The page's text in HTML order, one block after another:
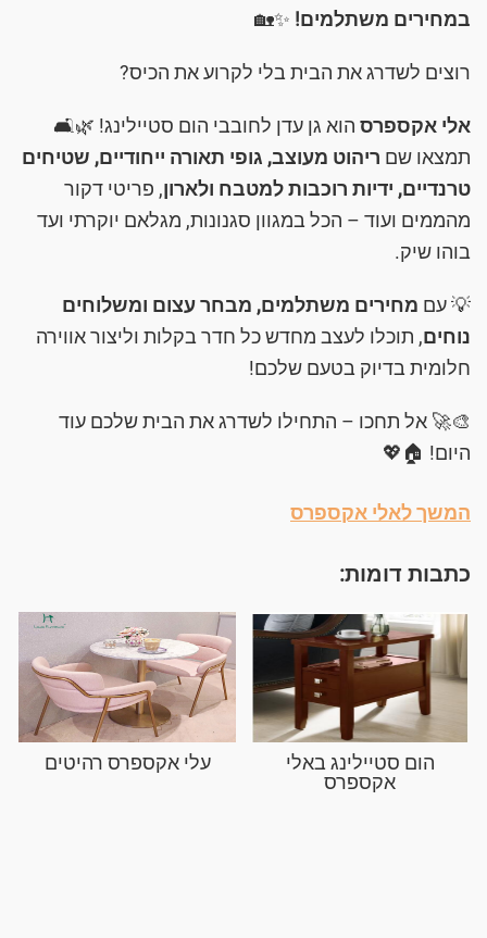
במחירים משתלמים! ✨🏡
רוצים לשדרג את הבית בלי לקרוע את הכיס?
אלי אקספרס הוא גן עדן לחובבי הום סטיילינג! 🌿🛋️
תמצאו שם ריהוט מעוצב, גופי תאורה ייחודיים, שטיחים
טרנדיים, ידיות רוכבות למטבח ולארון, פריטי דקור
מהממים ועוד – הכל במגוון סגנונות, מגלאם יוקרתי ועד
בוהו שיק.
💡 עם מחירים משתלמים, מבחר עצום ומשלוחים
נוחים, תוכלו לעצב מחדש כל חדר בקלות וליצור אווירה
חלומית בדיוק בטעם שלכם!
🎨🚀 אל תחכו – התחילו לשדרג את הבית שלכם עוד
היום! 🏠💖
המשך לאלי אקספרס
כתבות דומות:
הום סטיילינג באלי
אקספרס
עלי אקספרס רהיטים